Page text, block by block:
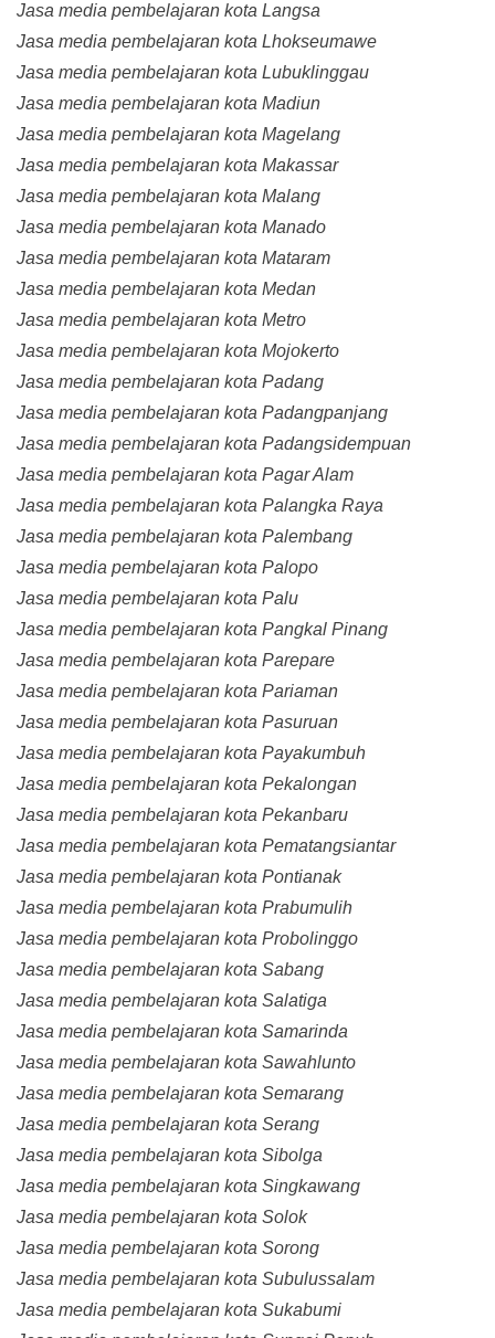
Jasa media pembelajaran kota Langsa
Jasa media pembelajaran kota Lhokseumawe
Jasa media pembelajaran kota Lubuklinggau
Jasa media pembelajaran kota Madiun
Jasa media pembelajaran kota Magelang
Jasa media pembelajaran kota Makassar
Jasa media pembelajaran kota Malang
Jasa media pembelajaran kota Manado
Jasa media pembelajaran kota Mataram
Jasa media pembelajaran kota Medan
Jasa media pembelajaran kota Metro
Jasa media pembelajaran kota Mojokerto
Jasa media pembelajaran kota Padang
Jasa media pembelajaran kota Padangpanjang
Jasa media pembelajaran kota Padangsidempuan
Jasa media pembelajaran kota Pagar Alam
Jasa media pembelajaran kota Palangka Raya
Jasa media pembelajaran kota Palembang
Jasa media pembelajaran kota Palopo
Jasa media pembelajaran kota Palu
Jasa media pembelajaran kota Pangkal Pinang
Jasa media pembelajaran kota Parepare
Jasa media pembelajaran kota Pariaman
Jasa media pembelajaran kota Pasuruan
Jasa media pembelajaran kota Payakumbuh
Jasa media pembelajaran kota Pekalongan
Jasa media pembelajaran kota Pekanbaru
Jasa media pembelajaran kota Pematangsiantar
Jasa media pembelajaran kota Pontianak
Jasa media pembelajaran kota Prabumulih
Jasa media pembelajaran kota Probolinggo
Jasa media pembelajaran kota Sabang
Jasa media pembelajaran kota Salatiga
Jasa media pembelajaran kota Samarinda
Jasa media pembelajaran kota Sawahlunto
Jasa media pembelajaran kota Semarang
Jasa media pembelajaran kota Serang
Jasa media pembelajaran kota Sibolga
Jasa media pembelajaran kota Singkawang
Jasa media pembelajaran kota Solok
Jasa media pembelajaran kota Sorong
Jasa media pembelajaran kota Subulussalam
Jasa media pembelajaran kota Sukabumi